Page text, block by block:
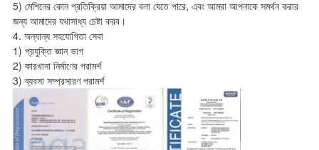
5) মেশিনের কোন প্রতিক্রিয়া আমাদের বলা যেতে পারে, এবং আমরা আপনাকে সমর্থন করার
জন্য আমাদের যথাসাধ্য চেষ্টা করব।
4. অন্যান্য সহযোগিতা সেবা
1) প্রযুক্তি জ্ঞান ভাগ
2) কারখানা নির্মাণের পরামর্শ
3) ব্যবসা সম্প্রসারণ পরামর্শ